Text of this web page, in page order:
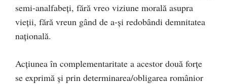
semi-analfabeţi, fără vreo viziune morală asupra
vieţii, fără vreun gând de a-şi redobândi demnitatea
naţională.
Acţiunea în complementaritate a acestor două forţe
se exprimă şi prin determinarea/obligarea românior